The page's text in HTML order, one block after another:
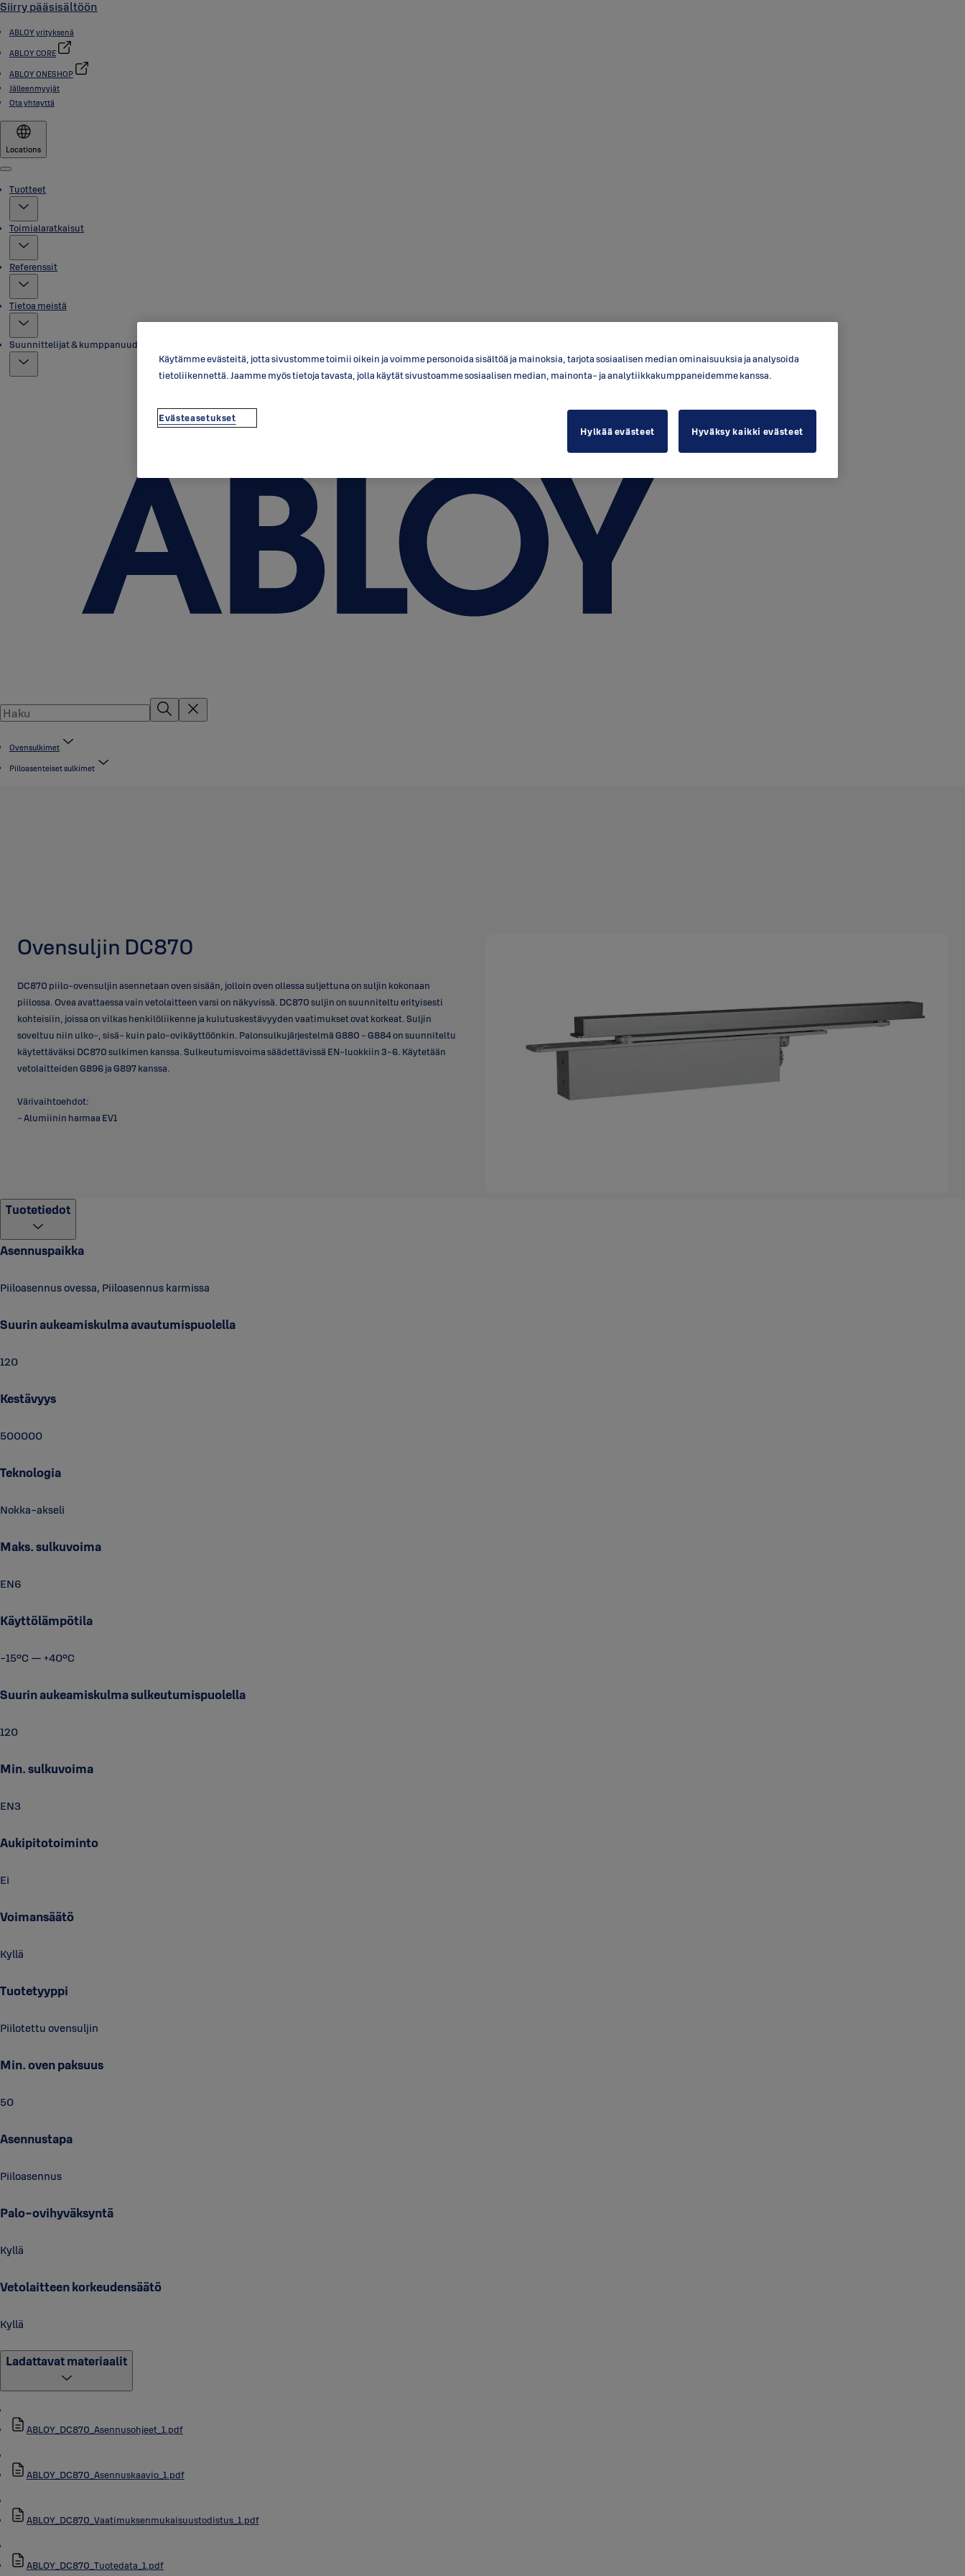
Siirry pääsisältöön
ABLOY yrityksenä
ABLOY CORE
ABLOY ONESHOP
Jälleenmyyjät
Ota yhteyttä
Locations
Menu
Tuotteet
Toimialaratkaisut
Referenssit
Tietoa meistä
Suunnittelijat & kumppanuudet
Ovensulkimet
Piiloasenteiset sulkimet
Ovensuljin DC870
DC870 piilo-ovensuljin asennetaan oven sisään, jolloin oven ollessa suljettuna on suljin kokonaan
piilossa. Ovea avattaessa vain vetolaitteen varsi on näkyvissä. DC870 suljin on suunniteltu erityisesti
kohteisiin, joissa on vilkas henkilöliikenne ja kulutuskestävyyden vaatimukset ovat korkeat. Suljin
soveltuu niin ulko-, sisä- kuin palo-ovikäyttöönkin. Palonsulkujärjestelmä G880 - G884 on suunniteltu
käytettäväksi DC870 sulkimen kanssa. Sulkeutumisvoima säädettävissä EN-luokkiin 3-6. Käytetään
vetolaitteiden G896 ja G897 kanssa.
Värivaihtoehdot:
- Alumiinin harmaa EV1
Tuotetiedot
Asennuspaikka
Piiloasennus ovessa, Piiloasennus karmissa
Suurin aukeamiskulma avautumispuolella
120
Kestävyys
500000
Teknologia
Nokka-akseli
Maks. sulkuvoima
EN6
Käyttölämpötila
-15°C — +40°C
Suurin aukeamiskulma sulkeutumispuolella
120
Min. sulkuvoima
EN3
Aukipitotoiminto
Ei
Voimansäätö
Kyllä
Tuotetyyppi
Piilotettu ovensuljin
Min. oven paksuus
50
Asennustapa
Piiloasennus
Palo-ovihyväksyntä
Kyllä
Vetolaitteen korkeudensäätö
Kyllä
Ladattavat materiaalit
ABLOY_DC870_Asennusohjeet_1.pdf
ABLOY_DC870_Asennuskaavio_1.pdf
ABLOY_DC870_Vaatimuksenmukaisuustodistus_1.pdf
ABLOY_DC870_Tuotedata_1.pdf
Käytämme evästeitä, jotta sivustomme toimii oikein ja voimme personoida sisältöä ja mainoksia, tarjota sosiaalisen median ominaisuuksia ja analysoida
tietoliikennettä. Jaamme myös tietoja tavasta, jolla käytät sivustoamme sosiaalisen median, mainonta- ja analytiikkakumppaneidemme kanssa.
Evästeasetukset
Hylkää evästeet
Hyväksy kaikki evästeet